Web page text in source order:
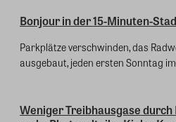
Bonjour in der 15-Minuten-
Parkplätze verschwinden, das
ausgebaut, jeden ersten Sonntag
Weniger Treibhausgase durch